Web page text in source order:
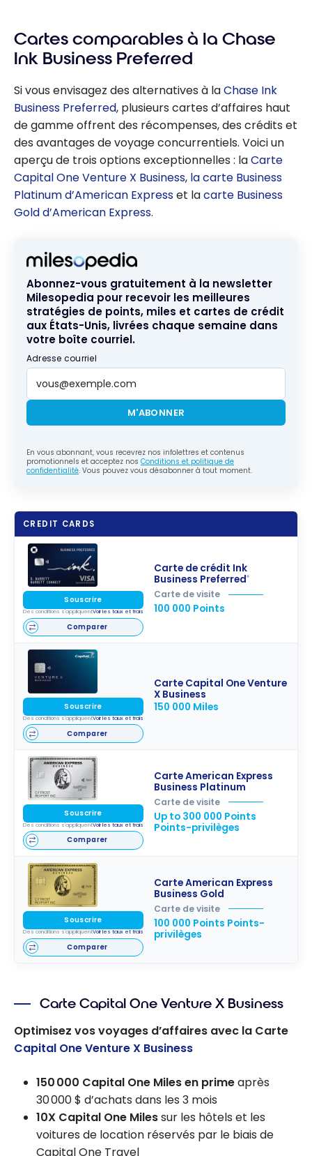
Cartes comparables à la Chase
Ink Business Preferred
Si vous envisagez des alternatives à laChase Ink
Business Preferred, plusieurs cartes d’affaires haut
de gamme offrent des récompenses, des crédits et
des avantages de voyage concurrentiels. Voici un
aperçu de trois options exceptionnelles : laCarte
Capital One Venture X Business, la carte Business
Platinum d’American Expresset lacarte Business
Gold d’American Express.
Abonnez-vous gratuitement à la newsletter
Milesopedia pour recevoir les meilleures
stratégies de points, miles et cartes de crédit
aux États-Unis, livrées chaque semaine dans
votre boîte courriel.
Adresse courriel
M'ABONNER
En vous abonnant, vous recevrez nos infolettres et contenus
promotionnels et acceptez nos Conditions et politique de
confidentialité. Vous pouvez vous désabonner à tout moment.
CREDIT CARDS
Carte de crédit Ink
Business Preferred®
Carte de visite
100 000 Points
Souscrire
Des conditions s'appliquentVoir les taux et frais
Comparer
Carte Capital One Venture
X Business
150 000 Miles
Souscrire
Des conditions s'appliquentVoir les taux et frais
Comparer
Carte American Express
Business Platinum
Carte de visite
Up to 300 000 Points
Points-privilèges
Souscrire
Des conditions s'appliquentVoir les taux et frais
Comparer
Carte American Express
Business Gold
Carte de visite
100 000 Points Points-
privilèges
Souscrire
Des conditions s'appliquentVoir les taux et frais
Comparer
Carte Capital One Venture X Business
Optimisez vos voyages d’affaires avec la Carte
Capital One Venture X Business
150 000 Capital One Miles en primeaprès
30 000 $ d’achats dans les 3 mois
10X Capital One Milessur les hôtels et les
voitures de location réservés par le biais de
Capital One Travel